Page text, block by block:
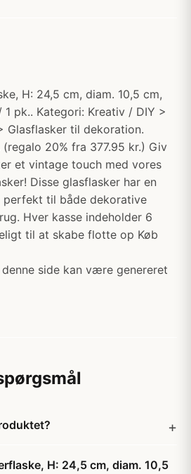
H: 24,5 cm, diam. 10,5 cm,
pk.. Kategori: Kreativ / DIY >
Glasflasker til dekoration.
20% fra 377.95 kr.) Giv
et vintage touch med vores
Disse glasflasker har en
perfekt til både dekorative
Hver kasse indeholder 6
til at skabe flotte op Køb
side kan være genereret
H: 24,5 cm, diam. 10,5